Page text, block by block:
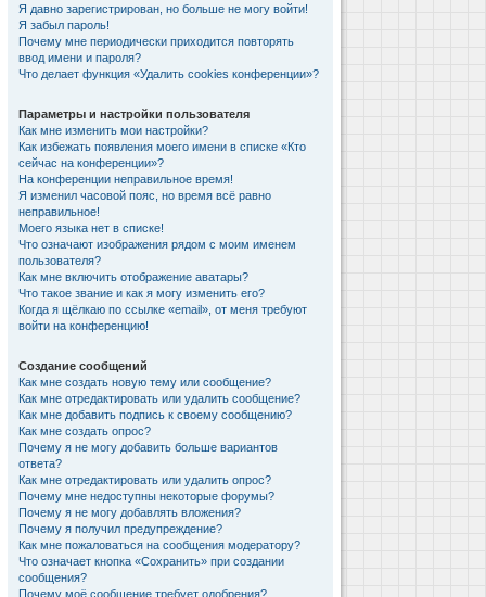
Я давно зарегистрирован, но больше не могу войти!
Я забыл пароль!
Почему мне периодически приходится повторять
ввод имени и пароля?
Что делает функция «Удалить cookies конференции»?
Параметры и настройки пользователя
Как мне изменить мои настройки?
Как избежать появления моего имени в списке «Кто
сейчас на конференции»?
На конференции неправильное время!
Я изменил часовой пояс, но время всё равно
неправильное!
Моего языка нет в списке!
Что означают изображения рядом с моим именем
пользователя?
Как мне включить отображение аватары?
Что такое звание и как я могу изменить его?
Когда я щёлкаю по ссылке «email», от меня требуют
войти на конференцию!
Создание сообщений
Как мне создать новую тему или сообщение?
Как мне отредактировать или удалить сообщение?
Как мне добавить подпись к своему сообщению?
Как мне создать опрос?
Почему я не могу добавить больше вариантов
ответа?
Как мне отредактировать или удалить опрос?
Почему мне недоступны некоторые форумы?
Почему я не могу добавлять вложения?
Почему я получил предупреждение?
Как мне пожаловаться на сообщения модератору?
Что означает кнопка «Сохранить» при создании
сообщения?
Почему моё сообщение требует одобрения?